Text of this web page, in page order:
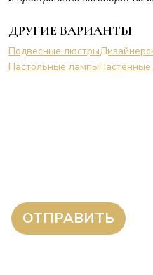
ДРУГИЕ ВАРИАНТЫ
Подвесные люстры
Настольные лампыНастенные